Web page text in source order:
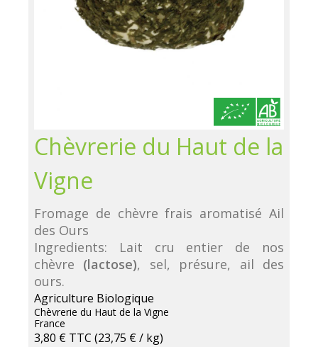
Chèvrerie du Haut de la
Vigne
Fromage de chèvre frais aromatisé Ail
des Ours
Ingredients: Lait cru entier de nos
chèvre (lactose), sel, présure, ail des
ours.
Agriculture Biologique
Chèvrerie du Haut de la Vigne
France
3,80 € TTC (23,75 € / kg)